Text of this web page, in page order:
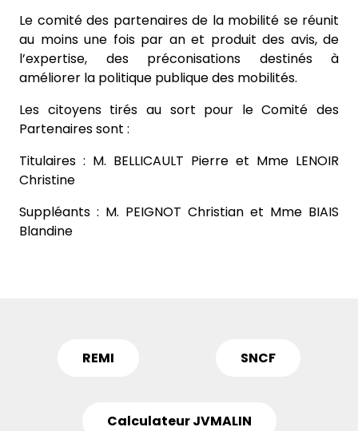
Le comité des partenaires de la mobilité se réunit
au moins une fois par an et produit des avis, de
l’expertise, des préconisations destinés à
améliorer la politique publique des mobilités.
Les citoyens tirés au sort pour le Comité des
Partenaires sont :
Titulaires : M. BELLICAULT Pierre et Mme LENOIR
Christine
Suppléants : M. PEIGNOT Christian et Mme BIAIS
Blandine
REMI SNCF
Calculateur JVMALIN